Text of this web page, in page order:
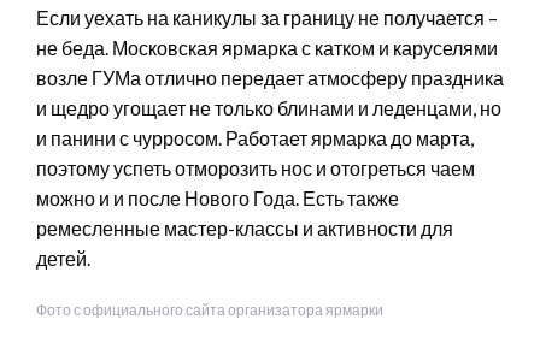
Если уехать на каникулы за границу не получается –
не беда. Московская ярмарка с катком и каруселями
возле ГУМа отлично передает атмосферу праздника
и щедро угощает не только блинами и леденцами, но
и панини с чурросом. Работает ярмарка до марта,
поэтому успеть отморозить нос и отогреться чаем
можно и и после Нового Года. Есть также
ремесленные мастер-классы и активности для
детей.
Фото с официального сайта организатора ярмарки